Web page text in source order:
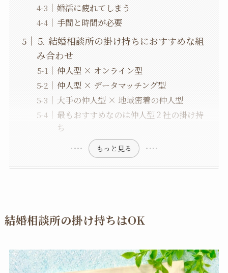
婚活に疲れてしまう
手間と時間が必要
⒌ 結婚相談所の掛け持ちにおすすめな組
み合わせ
仲人型 × オンライン型
仲人型 × データマッチング型
大手の仲人型 × 地域密着の仲人型
最もおすすめなのは仲人型２社の掛け持
ち
もっと見る
結婚相談所の掛け持ちはOK